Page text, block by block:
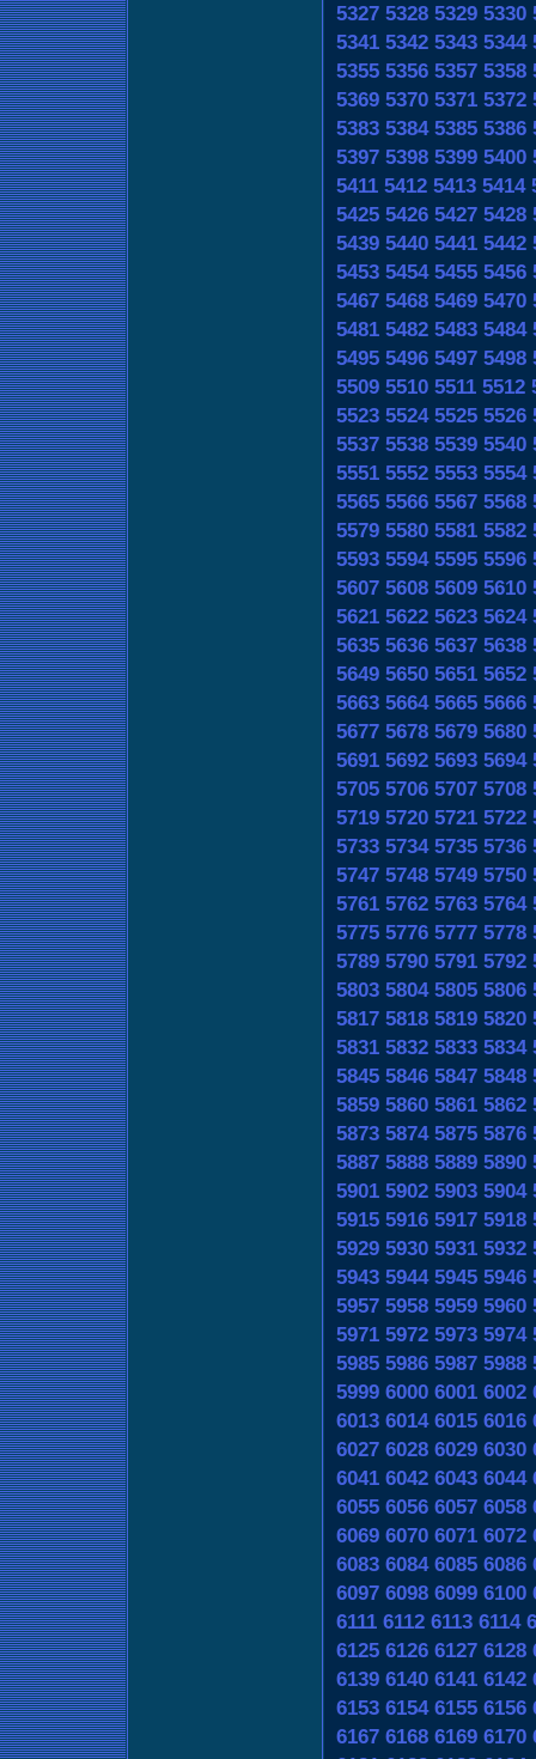
5327 5328 5329 5330
5341 5342 5343 5344
5355 5356 5357 5358
5369 5370 5371 5372
5383 5384 5385 5386
5397 5398 5399 5400
5411 5412 5413 5414
5425 5426 5427 5428
5439 5440 5441 5442
5453 5454 5455 5456
5467 5468 5469 5470
5481 5482 5483 5484
5495 5496 5497 5498
5509 5510 5511 5512
5523 5524 5525 5526
5537 5538 5539 5540
5551 5552 5553 5554
5565 5566 5567 5568
5579 5580 5581 5582
5593 5594 5595 5596
5607 5608 5609 5610
5621 5622 5623 5624
5635 5636 5637 5638
5649 5650 5651 5652
5663 5664 5665 5666
5677 5678 5679 5680
5691 5692 5693 5694
5705 5706 5707 5708
5719 5720 5721 5722
5733 5734 5735 5736
5747 5748 5749 5750
5761 5762 5763 5764
5775 5776 5777 5778
5789 5790 5791 5792
5803 5804 5805 5806
5817 5818 5819 5820
5831 5832 5833 5834
5845 5846 5847 5848
5859 5860 5861 5862
5873 5874 5875 5876
5887 5888 5889 5890
5901 5902 5903 5904
5915 5916 5917 5918
5929 5930 5931 5932
5943 5944 5945 5946
5957 5958 5959 5960
5971 5972 5973 5974
5985 5986 5987 5988
5999 6000 6001 6002
6013 6014 6015 6016
6027 6028 6029 6030
6041 6042 6043 6044
6055 6056 6057 6058
6069 6070 6071 6072
6083 6084 6085 6086
6097 6098 6099 6100
6111 6112 6113 6114
6125 6126 6127 6128
6139 6140 6141 6142
6153 6154 6155 6156
6167 6168 6169 6170